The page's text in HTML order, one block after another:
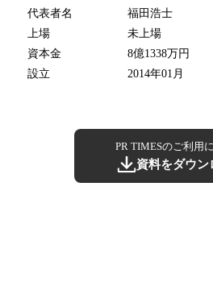
代表者名
福田浩士
上場
未上場
資本金
8億1338万円
設立
2014年01月
PR TIMESのご利用
資料をダウン